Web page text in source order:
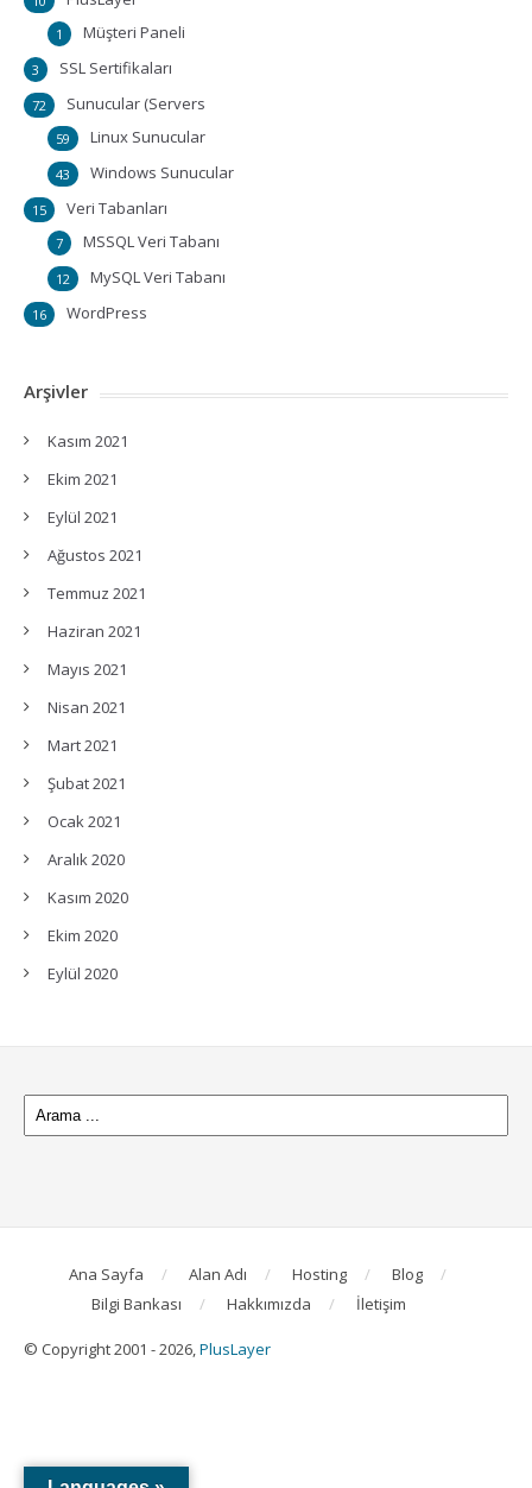
Müşteri Paneli
1
SSL Sertifikaları
3
Sunucular (Servers
72
Linux Sunucular
59
Windows Sunucular
43
Veri Tabanları
15
MSSQL Veri Tabanı
7
MySQL Veri Tabanı
12
WordPress
16
Arşivler
Kasım 2021
Ekim 2021
Eylül 2021
Ağustos 2021
Temmuz 2021
Haziran 2021
Mayıs 2021
Nisan 2021
Mart 2021
Şubat 2021
Ocak 2021
Aralık 2020
Kasım 2020
Ekim 2020
Eylül 2020
Ana Sayfa Alan Adı Hosting
Blog
Bilgi Bankası
Hakkımızda İletişim
© Copyright 2001 - 2026,PlusLayer